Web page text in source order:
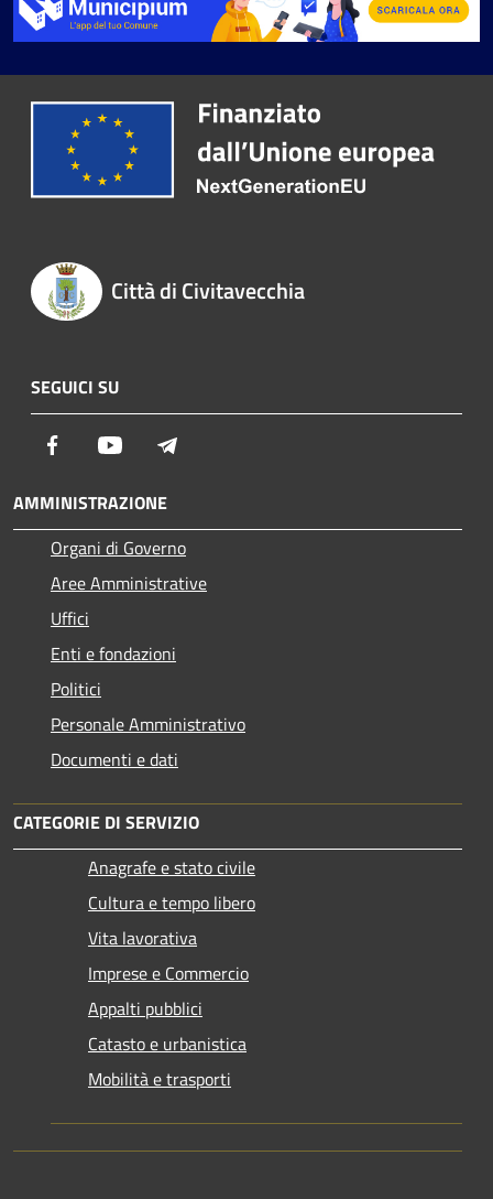
Città di Civitavecchia
SEGUICI SU
Facebook Youtube
AMMINISTRAZIONE
Organi di Governo
Aree Amministrative
Uffici
Enti e fondazioni
Politici
Personale Amministrativo
Documenti e dati
CATEGORIE DI SERVIZIO
Anagrafe e stato civile
Cultura e tempo libero
Vita lavorativa
Imprese e Commercio
Appalti pubblici
Catasto e urbanistica
Mobilità e trasporti